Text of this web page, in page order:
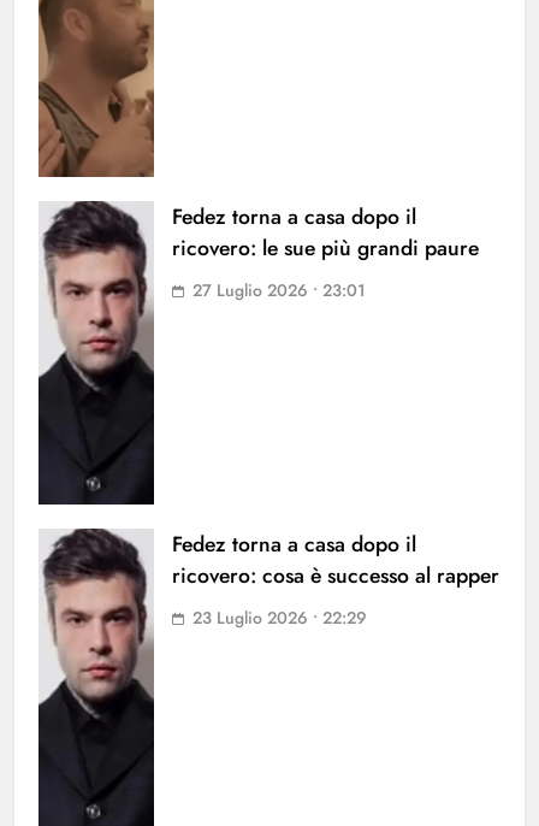
Fedez torna a casa dopo il
ricovero: le sue più grandi paure
27 Luglio 2026 • 23:01
Fedez torna a casa dopo il
ricovero: cosa è successo al rapper
23 Luglio 2026 • 22:29